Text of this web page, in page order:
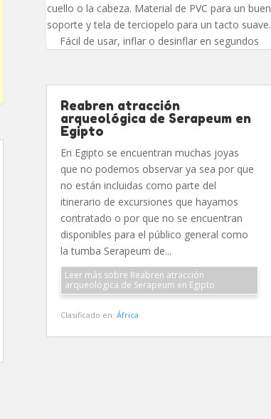
cuello o la cabeza. Material de PVC para un buen
soporte y tela de terciopelo para un tacto suave.
Fácil de usar, inflar o desinflar en segundos
Reabren atracción
arqueológica de Serapeum en
Egipto
En Egipto se encuentran muchas joyas
que no podemos observar ya sea por que
no están incluidas como parte del
itinerario de excursiones que hayamos
contratado o por que no se encuentran
disponibles para el público general como
la tumba Serapeum de...
Leer más sobre Reabren atracción
arqueológica de Serapeum en Egipto
Clasificado en: África